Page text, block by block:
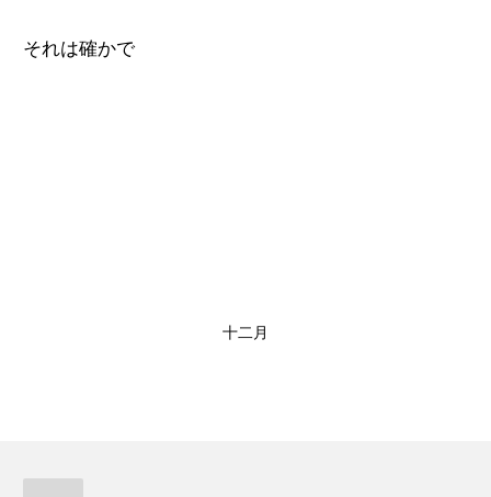
それは確かで
十二月